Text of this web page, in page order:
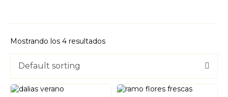
Mostrando los 4 resultados
Default sorting